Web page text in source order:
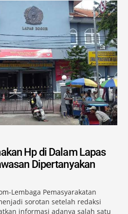
Hp di Dalam Lapas
Dipertanyakan
Lembaga Pemasyarakatan
sorotan setelah redaksi
informasi adanya salah satu